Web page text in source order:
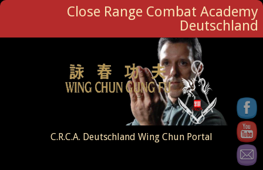
Close Range Combat Academy
Deutschland
C.R.C.A. Deutschland Wing Chun Portal